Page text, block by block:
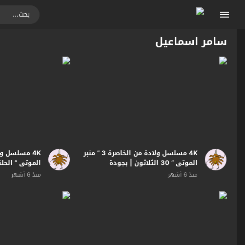
سامر اسماعيل
4K مسلسل ولادة من الخاصرة 3 ” منبر
الموتى ” 30 الثلاثون | بجودة
منذ 6 أشهر
| بجودة
منذ 6 أشهر